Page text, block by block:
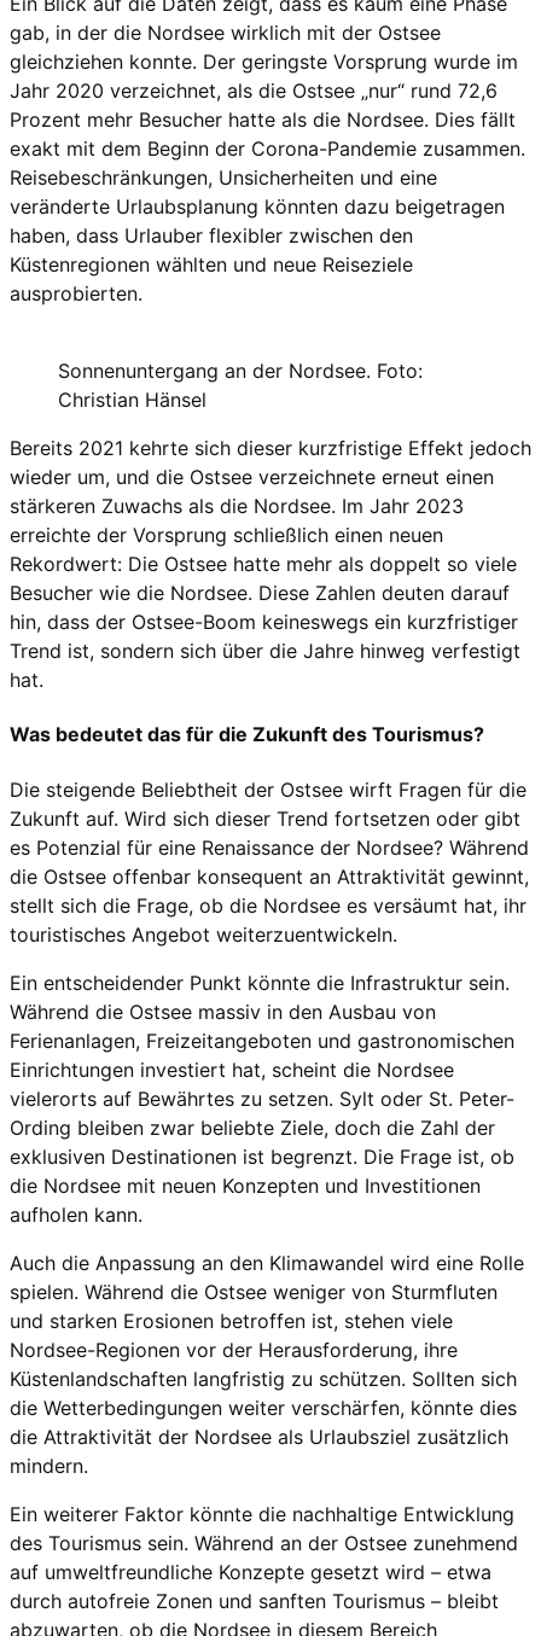
gab, in der die Nordsee wirklich mit der Ostsee
gleichziehen konnte. Der geringste Vorsprung wurde im
Jahr 2020 verzeichnet, als die Ostsee „nur“ rund 72,6
Prozent mehr Besucher hatte als die Nordsee. Dies fällt
exakt mit dem Beginn der Corona-Pandemie zusammen.
Reisebeschränkungen, Unsicherheiten und eine
veränderte Urlaubsplanung könnten dazu beigetragen
haben, dass Urlauber flexibler zwischen den
Küstenregionen wählten und neue Reiseziele
ausprobierten.
Sonnenuntergang an der Nordsee. Foto:
Christian Hänsel
Bereits 2021 kehrte sich dieser kurzfristige Effekt jedoch
wieder um, und die Ostsee verzeichnete erneut einen
stärkeren Zuwachs als die Nordsee. Im Jahr 2023
erreichte der Vorsprung schließlich einen neuen
Rekordwert: Die Ostsee hatte mehr als doppelt so viele
Besucher wie die Nordsee. Diese Zahlen deuten darauf
hin, dass der Ostsee-Boom keineswegs ein kurzfristiger
Trend ist, sondern sich über die Jahre hinweg verfestigt
hat.
Was bedeutet das für die Zukunft des Tourismus?
Die steigende Beliebtheit der Ostsee wirft Fragen für die
Zukunft auf. Wird sich dieser Trend fortsetzen oder gibt
es Potenzial für eine Renaissance der Nordsee? Während
die Ostsee offenbar konsequent an Attraktivität gewinnt,
stellt sich die Frage, ob die Nordsee es versäumt hat, ihr
touristisches Angebot weiterzuentwickeln.
Ein entscheidender Punkt könnte die Infrastruktur sein.
Während die Ostsee massiv in den Ausbau von
Ferienanlagen, Freizeitangeboten und gastronomischen
Einrichtungen investiert hat, scheint die Nordsee
vielerorts auf Bewährtes zu setzen. Sylt oder St. Peter-
Ording bleiben zwar beliebte Ziele, doch die Zahl der
exklusiven Destinationen ist begrenzt. Die Frage ist, ob
die Nordsee mit neuen Konzepten und Investitionen
aufholen kann.
Auch die Anpassung an den Klimawandel wird eine Rolle
spielen. Während die Ostsee weniger von Sturmfluten
und starken Erosionen betroffen ist, stehen viele
Nordsee-Regionen vor der Herausforderung, ihre
Küstenlandschaften langfristig zu schützen. Sollten sich
die Wetterbedingungen weiter verschärfen, könnte dies
die Attraktivität der Nordsee als Urlaubsziel zusätzlich
mindern.
Ein weiterer Faktor könnte die nachhaltige Entwicklung
des Tourismus sein. Während an der Ostsee zunehmend
auf umweltfreundliche Konzepte gesetzt wird – etwa
durch autofreie Zonen und sanften Tourismus – bleibt
abzuwarten, ob die Nordsee in diesem Bereich